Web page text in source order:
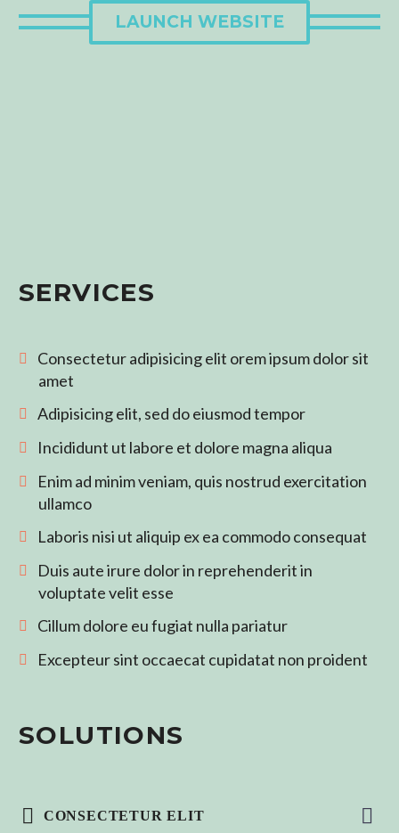
LAUNCH WEBSITE
SERVICES
Consectetur adipisicing elit orem ipsum dolor sit
amet
Adipisicing elit, sed do eiusmod tempor
Incididunt ut labore et dolore magna aliqua
Enim ad minim veniam, quis nostrud exercitation
ullamco
Laboris nisi ut aliquip ex ea commodo consequat
Duis aute irure dolor in reprehenderit in
voluptate velit esse
Cillum dolore eu fugiat nulla pariatur
Excepteur sint occaecat cupidatat non proident
SOLUTIONS
CONSECTETUR ELIT